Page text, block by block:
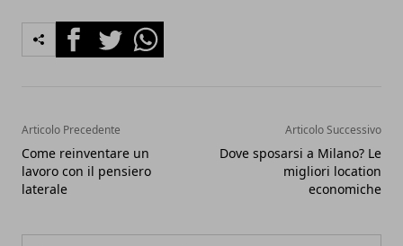
FacebookTwitterWhatsapp
Articolo Precedente
Come reinventare un
lavoro con il pensiero
laterale
Articolo Successivo
Dove sposarsi a Milano? Le
migliori location
economiche